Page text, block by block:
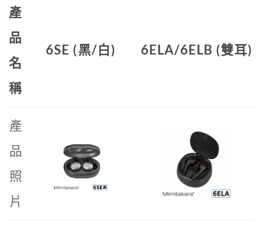
產
品
名
稱
6SE (黑/白) 6ELA/6ELB (雙耳)
產
品
照
片